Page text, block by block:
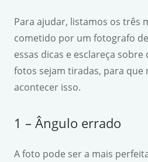
Para ajudar, listamos os três
cometido por um fotografo
essas dicas e esclareça
fotos sejam tiradas, para que
acontecer isso.
1 – Ângulo errado
A foto pode ser a mais